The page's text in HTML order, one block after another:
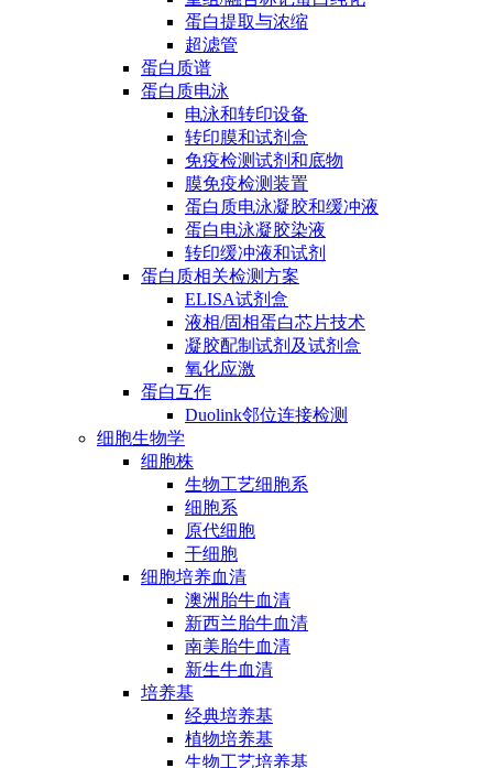
蛋白提取与浓缩
超滤管
蛋白质谱
蛋白质电泳
电泳和转印设备
转印膜和试剂盒
免疫检测试剂和底物
膜免疫检测装置
蛋白质电泳凝胶和缓冲液
蛋白电泳凝胶染液
转印缓冲液和试剂
蛋白质相关检测方案
ELISA试剂盒
液相/固相蛋白芯片技术
凝胶配制试剂及试剂盒
氧化应激
蛋白互作
Duolink邻位连接检测
细胞生物学
细胞株
生物工艺细胞系
细胞系
原代细胞
干细胞
细胞培养血清
澳洲胎牛血清
新西兰胎牛血清
南美胎牛血清
新生牛血清
培养基
经典培养基
植物培养基
生物工艺培养基